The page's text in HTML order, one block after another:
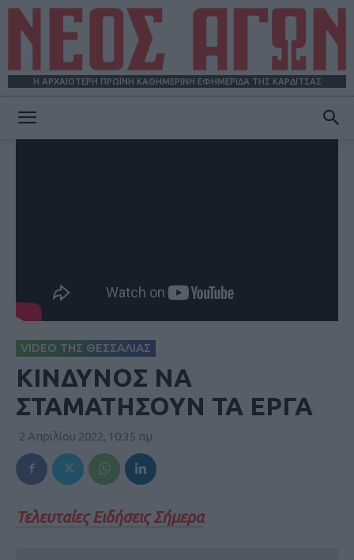
Η ΑΡΧΑΙΟΤΕΡΗ ΠΡΩΪΝΗ ΚΑΘΗΜΕΡΙΝΗ ΕΦΗΜΕΡΙΔΑ ΤΗΣ ΚΑΡΔΙΤΣΑΣ
VIDEO ΤΗΣ ΘΕΣΣΑΛΙΑΣ
ΚΙΝΔΥΝΟΣ ΝΑ
ΣΤΑΜΑΤΗΣΟΥΝ ΤΑ ΕΡΓΑ
2 Απριλίου 2022, 10:35 πμ
Τελευταίες Ειδήσεις Σήμερα